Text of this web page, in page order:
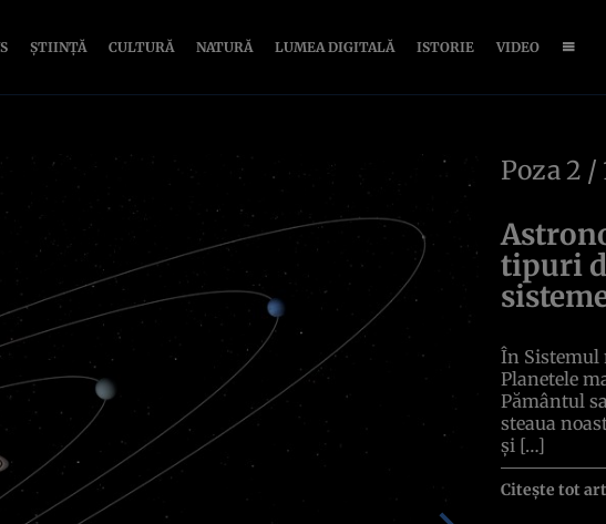
ȘTIINȚĂ CULTURĂ NATURĂ LUMEA DIGITALĂ ISTORIE VIDEO
Poza2 /
tipuri
În Sistemul
Planetele
Pământul
steaua
și […]
Citește tot